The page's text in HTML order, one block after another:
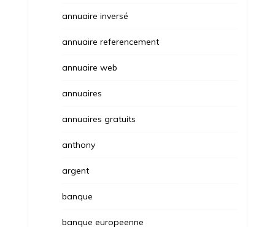
annuaire inversé
annuaire referencement
annuaire web
annuaires
annuaires gratuits
anthony
argent
banque
banque europeenne